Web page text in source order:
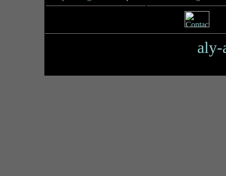
aly-